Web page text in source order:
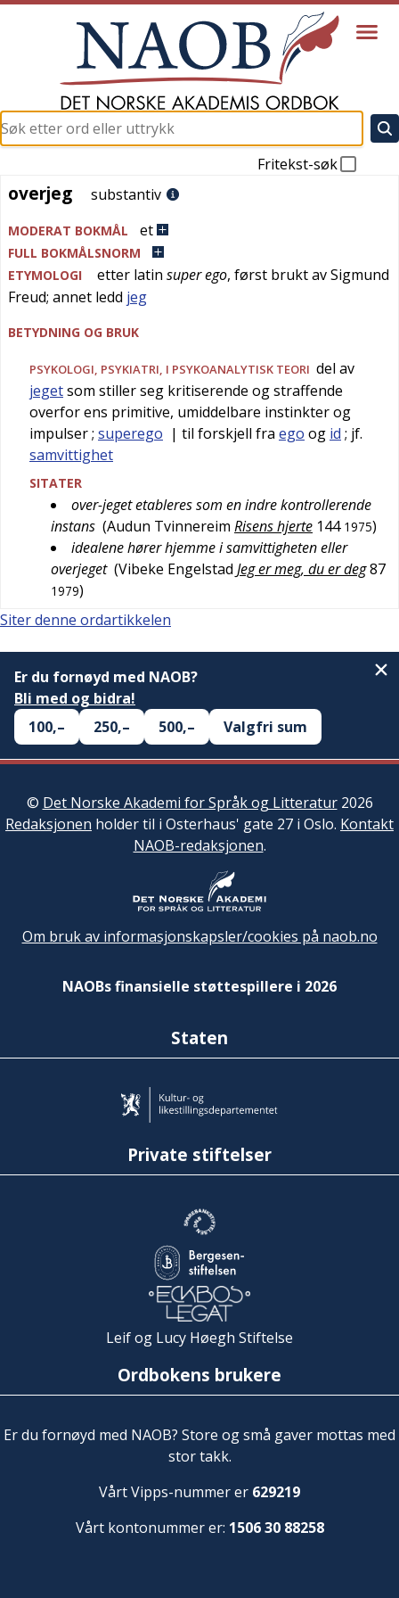
Fritekst-søk
overjeg
overjeg substantiv
MODERAT BOKMÅL et
FULL BOKMÅLSNORM
ETYMOLOGI
etter latin super ego, først brukt av Sigmund
Freud; annet ledd jeg
BETYDNING OG BRUK
PSYKOLOGI, PSYKIATRI, I PSYKOANALYTISK TEORI del av
jegetsom stiller seg kritiserende og straffende
overfor ens primitive, umiddelbare instinkter og
impulser; superego | til forskjell fra ego og id ; jf.
samvittighet
SITATER
over-jeget etableres som en indre kontrollerende
instans (Audun Tvinnereim Risens hjerte 144 1975)
idealene hører hjemme i samvittigheten eller
overjeget (Vibeke Engelstad Jeg er meg, du er deg87
1979)
Siter denne ordartikkelen
Er du fornøyd med NAOB?
Bli med og bidra!
100,–
250,– 500,– Valgfri sum
© Det Norske Akademi for Språk og Litteratur2026
Redaksjonen holder til i Osterhaus' gate 27 i Oslo. Kontakt
NAOB-redaksjonen.
Om bruk av informasjonskapsler/cookies på naob.no
NAOBs finansielle støttespillere i 2026
Staten
Private stiftelser
Leif og Lucy Høegh Stiftelse
Ordbokens brukere
Er du fornøyd med NAOB? Store og små gaver mottas med
stor takk.
Vårt Vipps-nummer er 629219
Vårt kontonummer er: 1506 30 88258